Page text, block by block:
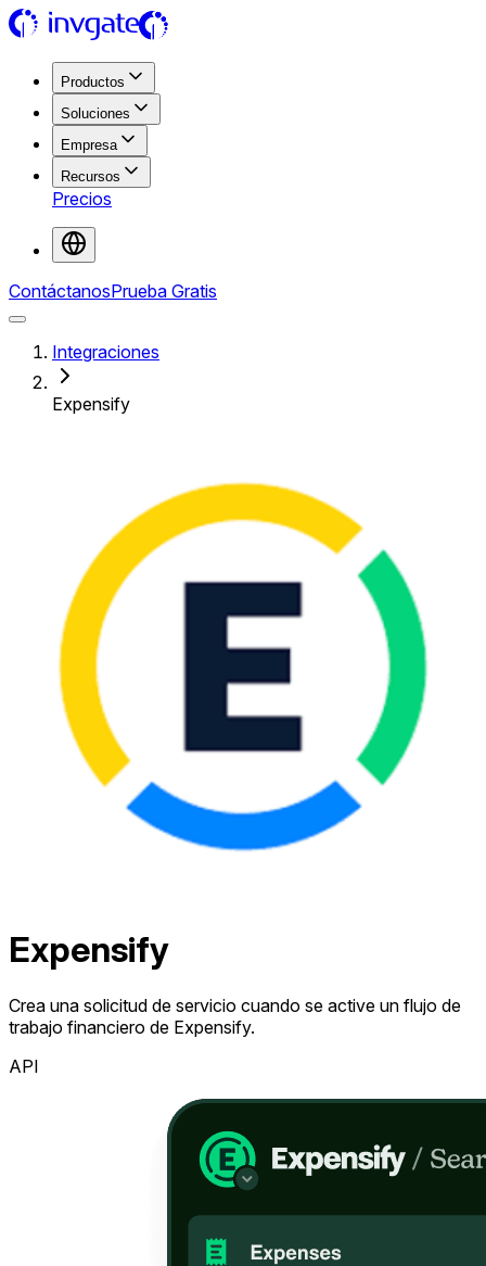
Productos
Soluciones
Empresa
Recursos
Precios
ContáctanosPrueba Gratis
Integraciones
Expensify
Expensify
Crea una solicitud de servicio cuando se active un flujo de
trabajo financiero de Expensify.
API